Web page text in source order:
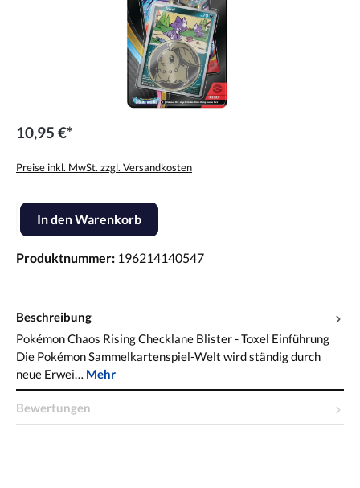
10,95 €*
Preise inkl. MwSt. zzgl. Versandkosten
Produkt Anzahl: Gib den gewünschten Wert ein oder benutze die
In den Warenkorb
Produktnummer: 196214140547
Beschreibung
Pokémon Chaos Rising Checklane Blister - Toxel Einführung
Die Pokémon Sammelkartenspiel-Welt wird ständig durch
neue Erwei… Mehr
Bewertungen